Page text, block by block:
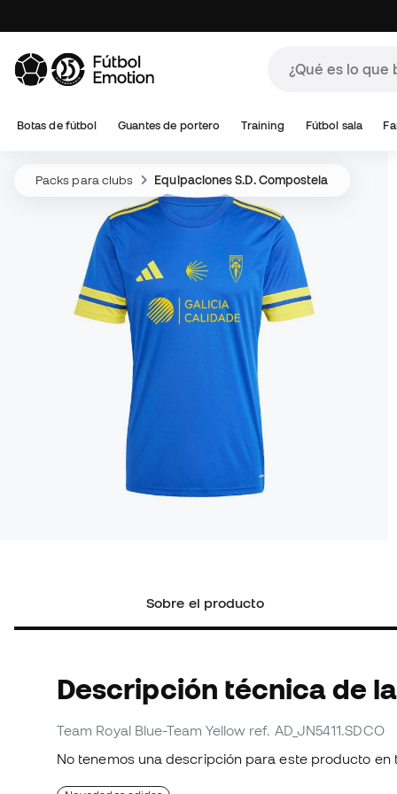
Botas de fútbol Guantes de portero Training Fútbol sala
Packs para clubs Equipaciones S.D. Compostela
Sobre el producto
Descripción técnica de
Team Royal Blue-Team Yellow ref. AD_JN5411.SDCO
No tenemos una descripción para este producto en